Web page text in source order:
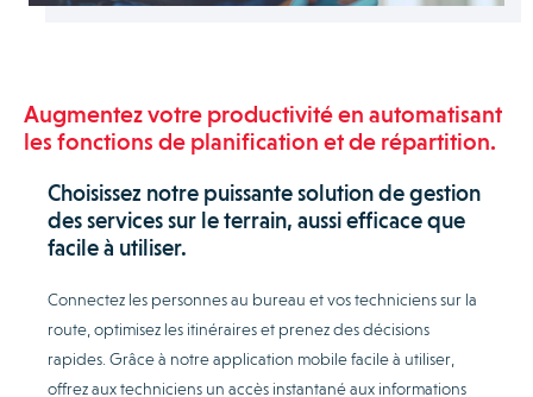
Augmentez votre productivité en automatisant
les fonctions de planification et de répartition.
Choisissez notre puissante solution de gestion
des services sur le terrain, aussi efficace que
facile à utiliser.
Connectez les personnes au bureau et vos techniciens sur la
route, optimisez les itinéraires et prenez des décisions
rapides. Grâce à notre application mobile facile à utiliser,
offrez aux techniciens un accès instantané aux informations